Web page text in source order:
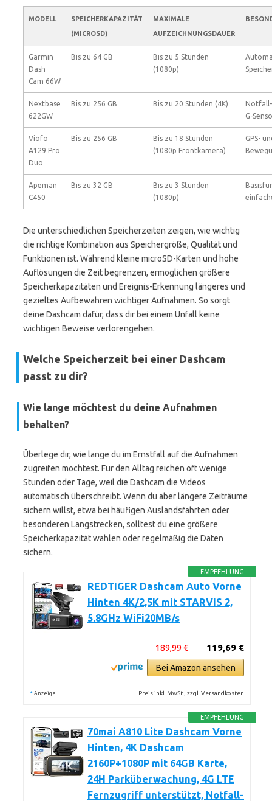
MODELL
SPEICHERKAPAZITÄT
(MICROSD)
MAXIMALE
AUFZEICHNUNGSDAUER
Garmin
Dash
Cam 66W
Bis zu 64 GB
Bis zu 5 Stunden
(1080p)
Nextbase
622GW
Bis zu 256 GB Bis zu 20 Stunden (4K)
Notfall-
G-
Viofo
A129 Pro
Duo
Bis zu 256 GB
Bis zu 18 Stunden
(1080p Frontkamera)
GPS-
Apeman
C450
Bis zu 32 GB
Bis zu 3 Stunden
(1080p)
Die unterschiedlichen Speicherzeiten zeigen, wie wichtig
die richtige Kombination aus Speichergröße, Qualität und
Funktionen ist. Während kleine microSD-Karten und hohe
Auflösungen die Zeit begrenzen, ermöglichen größere
Speicherkapazitäten und Ereignis-Erkennung längeres und
gezieltes Aufbewahren wichtiger Aufnahmen. So sorgt
deine Dashcam dafür, dass dir bei einem Unfall keine
wichtigen Beweise verlorengehen.
Welche Speicherzeit bei einer Dashcam
passt zu dir?
Wie lange möchtest du deine Aufnahmen
behalten?
Überlege dir, wie lange du im Ernstfall auf die Aufnahmen
zugreifen möchtest. Für den Alltag reichen oft wenige
Stunden oder Tage, weil die Dashcam die Videos
automatisch überschreibt. Wenn du aber längere Zeiträume
sichern willst, etwa bei häufigen Auslandsfahrten oder
besonderen Langstrecken, solltest du eine größere
Speicherkapazität wählen oder regelmäßig die Daten
sichern.
EMPFEHLUNG
REDTIGER Dashcam Auto Vorne
Hinten 4K/2,5K mit STARVIS 2,
5.8GHz WiFi20MB/s
119,69 €
189,99 €
Bei Amazon ansehen
* Anzeige Preis inkl. MwSt., zzgl. Versandkosten
EMPFEHLUNG
70mai A810 Lite Dashcam Vorne
Hinten, 4K Dashcam
2160P+1080P mit 64GB Karte,
24H Parküberwachung, 4G LTE
Fernzugriff unterstützt, Notfall-